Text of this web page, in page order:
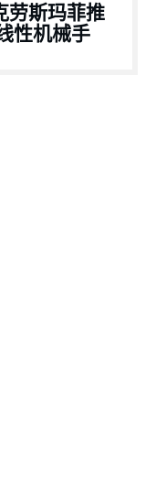
劳斯玛菲推
性机械手